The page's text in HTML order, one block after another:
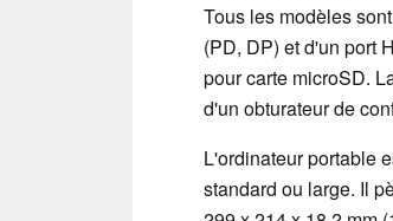
Tous les modèles
(PD, DP) et d'un port
pour carte microSD.
d'un obturateur de
L'ordinateur portable
standard ou large. Il